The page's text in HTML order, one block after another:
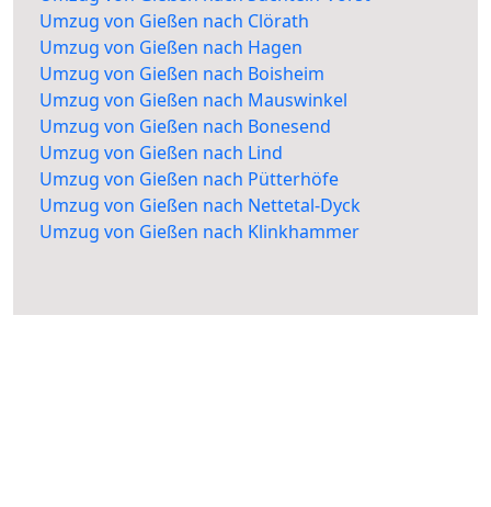
Umzug von Gießen nach Clörath
Umzug von Gießen nach Hagen
Umzug von Gießen nach Boisheim
Umzug von Gießen nach Mauswinkel
Umzug von Gießen nach Bonesend
Umzug von Gießen nach Lind
Umzug von Gießen nach Pütterhöfe
Umzug von Gießen nach Nettetal-Dyck
Umzug von Gießen nach Klinkhammer